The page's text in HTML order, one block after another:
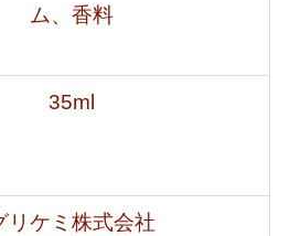
ム、香料
35ml
リケミ株式会社